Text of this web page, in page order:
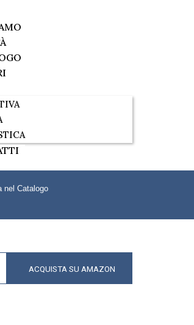
ACQUISTA SU AMAZON